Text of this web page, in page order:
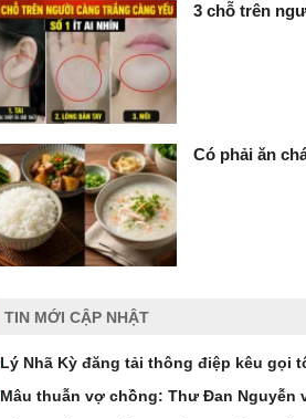
3 chỗ trên
Có phải ăn
TIN MỚI CẬP NHẬT
Lý Nhã Kỳ đăng tải thông điệp kêu gọi
Mâu thuẫn vợ chồng: Thư Đan Nguyễn